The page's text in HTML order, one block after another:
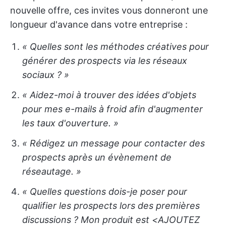
nouvelle offre, ces invites vous donneront une
longueur d'avance dans votre entreprise :
« Quelles sont les méthodes créatives pour
générer des prospects via les réseaux
sociaux ? »
« Aidez-moi à trouver des idées d'objets
pour mes e-mails à froid afin d'augmenter
les taux d'ouverture. »
« Rédigez un message pour contacter des
prospects après un évènement de
réseautage. »
« Quelles questions dois-je poser pour
qualifier les prospects lors des premières
discussions ? Mon produit est <AJOUTEZ